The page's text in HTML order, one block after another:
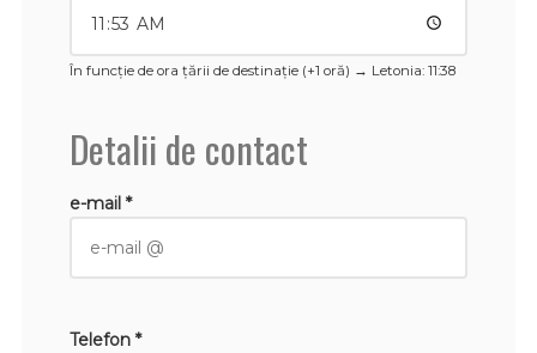
În funcție de ora țării de destinație (+1 oră) → Letonia: 11:38
Detalii de contact
e-mail *
Telefon *